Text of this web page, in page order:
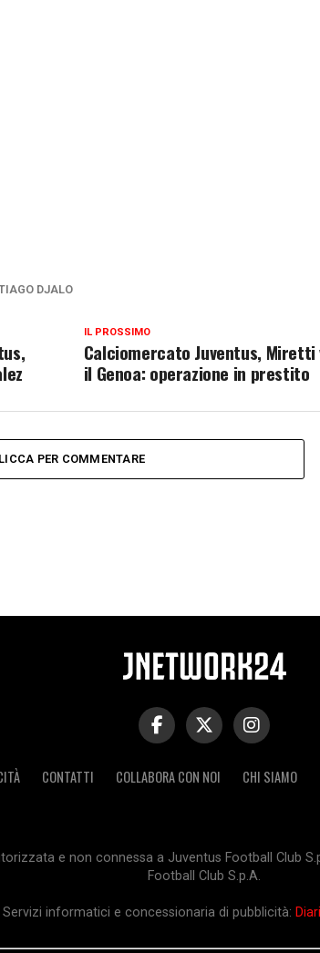
DJALO
IL PROSSIMO
Calciomercato Juventus, Miretti
il Genoa: operazione in prestito
PER COMMENTARE
CONTATTI COLLABORA CON NOI CHI SIAMO
e non connessa a Juventus Football Club
Football Club S.p.A.
Servizi informatici e concessionaria di pubblicità: